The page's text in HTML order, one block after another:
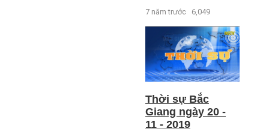
7 năm trước 6,049
Thời sự Bắc
Giang ngày 20 -
11 - 2019